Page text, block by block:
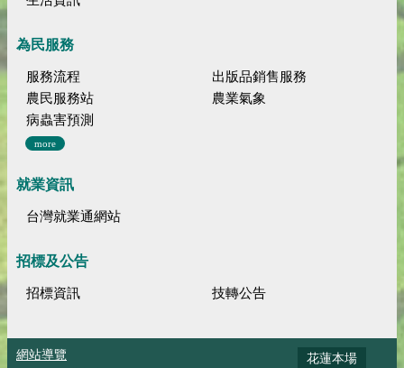
為民服務
服務流程
出版品銷售服務
農民服務站
農業氣象
病蟲害預測
more
就業資訊
台灣就業通網站
招標及公告
招標資訊 技轉公告
網站導覽
花蓮本場